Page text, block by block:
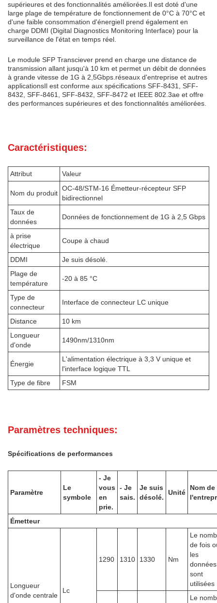
supérieures et des fonctionnalités améliorées.Il est doté d'une
large plage de température de fonctionnement de 0°C à 70°C et
d'une faible consommation d'énergieIl prend également en
charge DDMI (Digital Diagnostics Monitoring Interface) pour la
surveillance de l'état en temps réel.
Le module SFP Transciever prend en charge une distance de
transmission allant jusqu'à 10 km et permet un débit de données
à grande vitesse de 1G à 2,5Gbps.réseaux d'entreprise et autres
applicationsIl est conforme aux spécifications SFF-8431, SFF-
8432, SFF-8461, SFF-8432, SFF-8472 et IEEE 802.3ae et offre
des performances supérieures et des fonctionnalités améliorées.
Caractéristiques:
Attribut Valeur
Nom du produit
OC-48/STM-16 Émetteur-récepteur SFP
bidirectionnel
Taux de
données
Données de fonctionnement de 1G à 2,5 Gbps
à prise
électrique
Coupe à chaud
DDMI
Je suis désolé.
Plage de
température
-20 à 85 °C
Type de
connecteur
Interface de connecteur LC unique
Distance
10 km
Longueur
d'onde
1490nm/1310nm
Énergie
L'alimentation électrique à 3,3 V unique et
l'interface logique TTL
Type de fibre
FSM
Paramètres techniques:
Spécifications de performances
Paramètre
Le
symbole
- Je
vous
en
prie.
- Je
sais.
Je suis
désolé.
Unité
Nom de
Émetteur
Longueur
d'onde centrale
Lc
1290 1310 1330 Nm
Le
de fois
les
données
sont
utilisées
Le